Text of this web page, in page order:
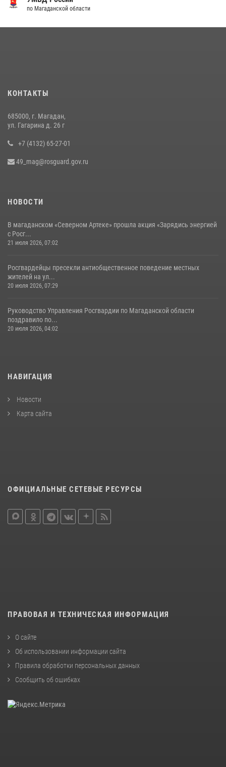
Кинологический тандем из Магадана завоевал бронзу на
13 июля 2026, 07:31
по Магаданской области
КОНТАКТЫ
685000, г. Магадан,
ул. Гагарина д. 26 г
+7 (4132) 65-27-01
49_mag@rosguard.gov.ru
НОВОСТИ
В магаданском «Северном Артеке» прошла акция «Зарядись энергией
с Росг...
21 июля 2026, 07:02
Росгвардейцы пресекли антиобщественное поведение местных
жителей на ул...
20 июля 2026, 07:29
Руководство Управления Росгвардии по Магаданской области
поздравило по...
20 июля 2026, 04:02
НАВИГАЦИЯ
Новости
Карта сайта
ОФИЦИАЛЬНЫЕ СЕТЕВЫЕ РЕСУРСЫ
ПРАВОВАЯ И ТЕХНИЧЕСКАЯ ИНФОРМАЦИЯ
О сайте
Об использовании информации сайта
Правила обработки персональных данных
Сообщить об ошибках